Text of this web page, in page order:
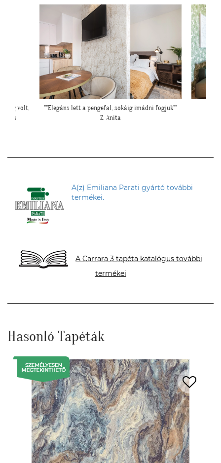
fogjuk""
""Elkészült a kép, gondoltam, hátha :)""
H. Sára
A(z) Emiliana Parati gyártó további
termékei.
A Carrara 3 tapéta katalógus további
termékei
Hasonló Tapéták